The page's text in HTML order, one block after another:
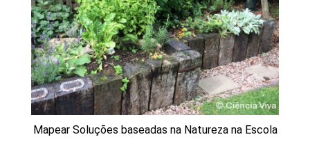
Mapear Soluções baseadas na Natureza na Escola